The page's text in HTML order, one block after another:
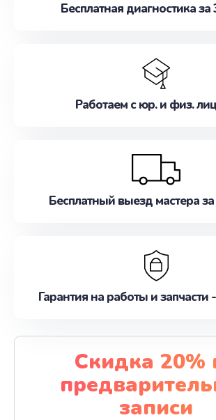
Бесплатная диагностика за
Работаем с юр. и физ.
Бесплатный выезд мастера
Гарантия на работы и запчасти
Скидка 20%
записи